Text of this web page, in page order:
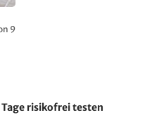
9
risikofrei testen